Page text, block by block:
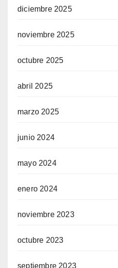
diciembre 2025
noviembre 2025
octubre 2025
abril 2025
marzo 2025
junio 2024
mayo 2024
enero 2024
noviembre 2023
octubre 2023
septiembre 2023